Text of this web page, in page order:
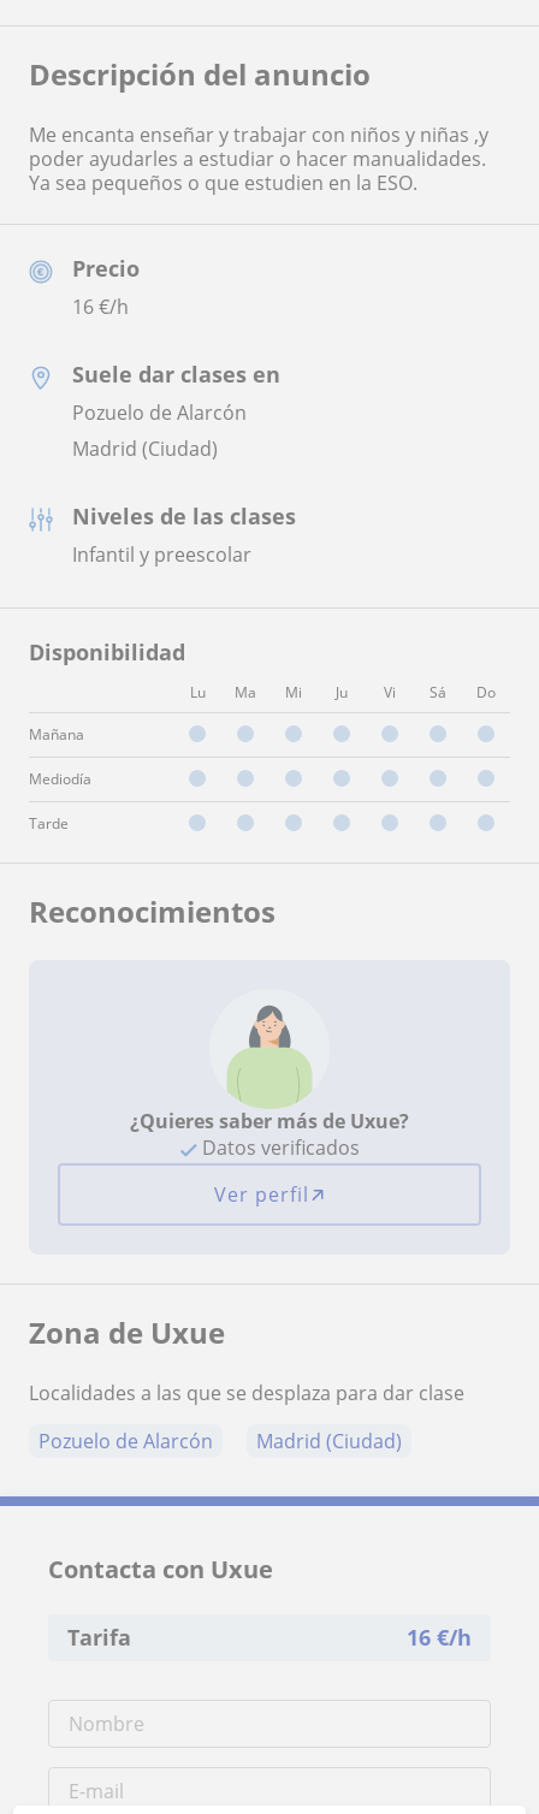
Precio
16€/h
Suele dar clases en
Pozuelo de Alarcón
Madrid (Ciudad)
Niveles de las clases
Infantil y preescolar
Disponibilidad
Lu Ma Mi Ju Vi Sá Do
Mañana
Mediodía
Tarde
Descripción del anuncio
Me encanta enseñar y trabajar con niños y niñas ,y
poder ayudarles a estudiar o hacer manualidades.
Ya sea pequeños o que estudien en la ESO.
Reconocimientos
¿Quieres saber más de Uxue?
Datos verificados
Ver perfil
Zona de Uxue
Localidades a las que se desplaza para dar clase
Pozuelo de Alarcón
Madrid (Ciudad)
Contacta con Uxue
Tarifa 16 €/h